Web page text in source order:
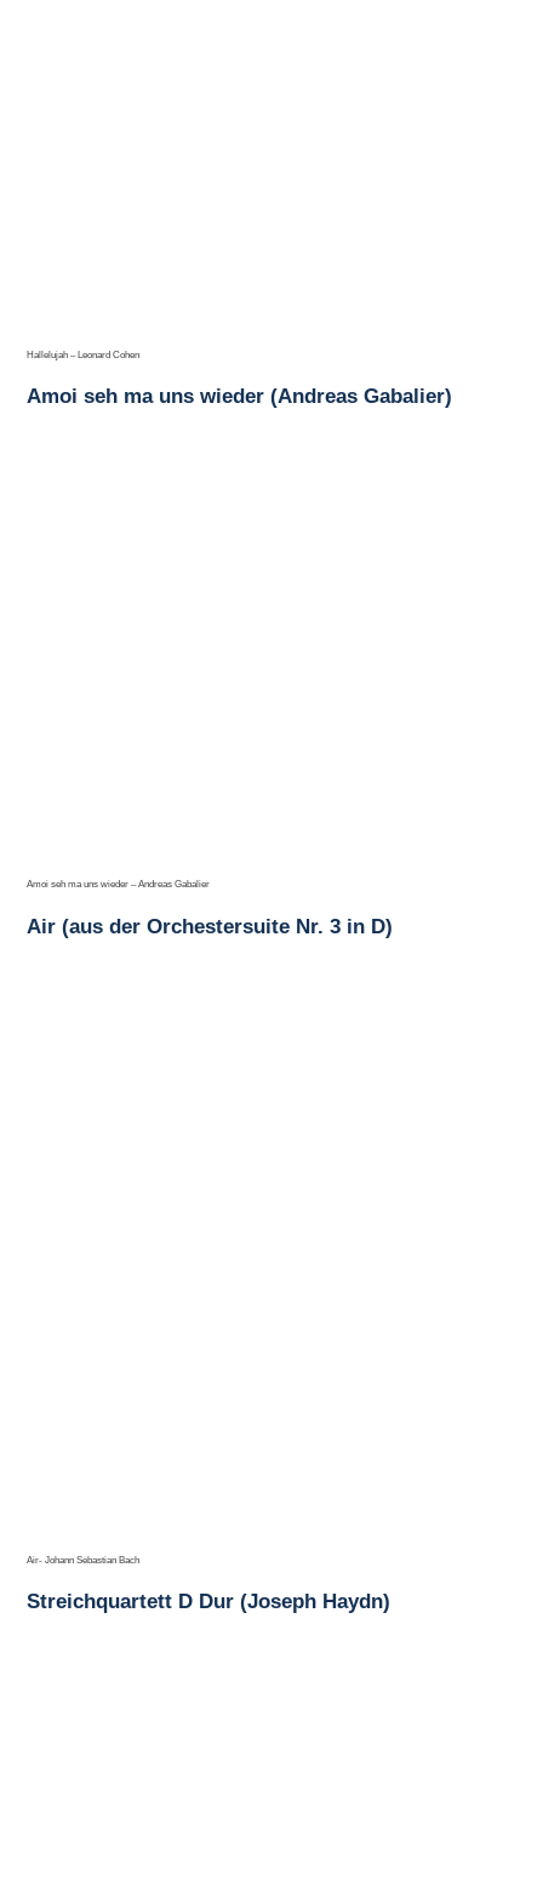
Hallelujah – Leonard Cohen
Amoi seh ma uns wieder (Andreas Gabalier)
Amoi seh ma uns wieder – Andreas Gabalier
Air (aus der Orchestersuite Nr. 3 in D)
Air- Johann Sebastian Bach
Streichquartett D Dur (Joseph Haydn)